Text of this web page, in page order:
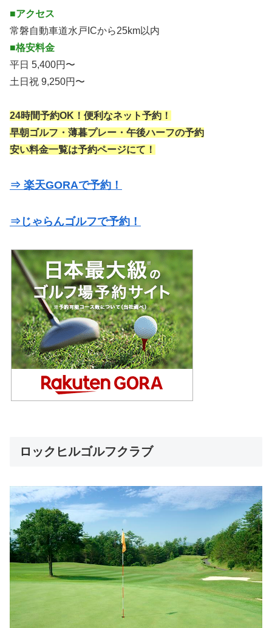
■アクセス
常磐自動車道水戸ICから25km以内
■格安料金
平日 5,400円〜
土日祝 9,250円〜
24時間予約OK！便利なネット予約！
早朝ゴルフ・薄暮プレー・午後ハーフの予約
安い料金一覧は予約ページにて！
⇒ 楽天GORAで予約！
⇒じゃらんゴルフで予約！
ロックヒルゴルフクラブ